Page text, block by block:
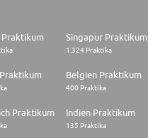
Praktikum Singapur Praktikum
1.324 Praktika
Belgien Praktikum
400 Praktika
Praktikum Indien Praktikum
135 Praktika